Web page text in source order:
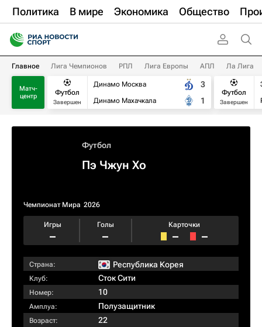
Политика В мире Экономика Общество
Главное Лига Чемпионов РПЛ Лига Европы АПЛ Ла Лига
Матч-
центр
Футбол
Завершен
Динамо Москва
Динамо Махачкала
3
1
Футбол
Завершен
Футбол
Пэ Чжун Хо
Чемпионат Мира 2026
Игры
–
Голы
–
Карточки
– –
Страна: Республика Корея
Клуб: Сток Сити
Номер: 10
Амплуа: Полузащитник
Возраст: 22